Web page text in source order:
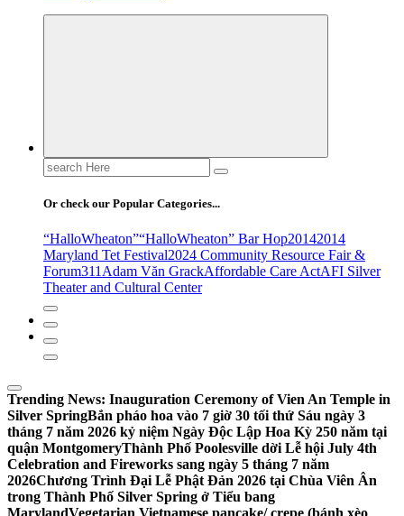
Search
for:
Or check our Popular Categories...
“HalloWheaton”“HalloWheaton” Bar Hop20142014
Maryland Tet Festival2024 Community Resource Fair &
Forum311 Adam Văn GrackAffordable Care ActAFI Silver
Theater and Cultural Center
Trending News: Inauguration Ceremony of Vien An Temple in
Silver SpringBắn pháo hoa vào 7 giờ 30 tối thứ Sáu ngày 3
tháng 7 năm 2026 kỷ niệm Ngày Độc Lập Hoa Kỳ 250 năm tại
quận MontgomeryThành Phố Poolesville dời Lễ hội July 4th
Celebration and Fireworks sang ngày 5 tháng 7 năm
2026Chương Trình Đại Lễ Phật Đản 2026 tại Chùa Viên Ân
trong Thành Phố Silver Spring ở Tiểu bang